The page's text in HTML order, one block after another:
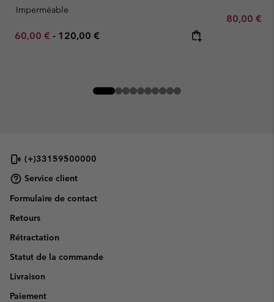
Imperméable
Minimum sale price:
60,00 € - Maximum price:
120,00 €
Minimum
80,00 €
(+)33159500000
Service client
Formulaire de contact
Retours
Rétractation
Statut de la commande
Livraison
Paiement